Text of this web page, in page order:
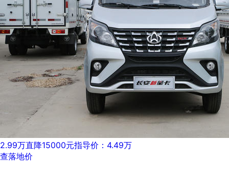
2.99万直降15000元指导价：4.49万
查落地价